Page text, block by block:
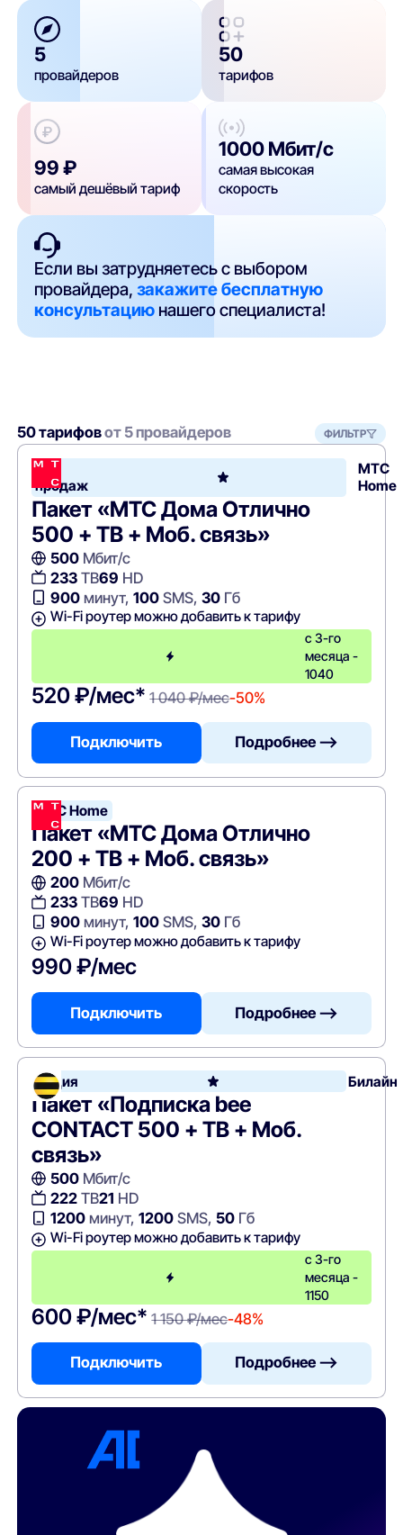
5
провайдеров
50
тарифов
99 ₽
самый дешёвый тариф
1000 Мбит/с
самая высокая
скорость
Если вы затрудняетесь с выбором
провайдера,закажите бесплатную
консультацию нашего специалиста!
50 тарифовот 5 провайдеров ФИЛЬТР
Хит
продаж
МТС
Home
Пакет «МТС Дома Отлично
500 + ТВ + Моб. связь»
500Мбит/с
233ТВ69 HD
900минут, 100SMS, 30Гб
Wi-Fi роутер можно добавить к тарифу
с 3-го
месяца -
1040
520 ₽/мес* 1 040 ₽/мес-50%
Подключить Подробнее —>
МТС Home
Пакет «МТС Дома Отлично
200 + ТВ + Моб. связь»
200Мбит/с
233ТВ69 HD
900минут, 100SMS, 30Гб
Wi-Fi роутер можно добавить к тарифу
990 ₽/мес
Подключить Подробнее —>
Акция Билайн
Пакет «Подписка bee
CONTACT 500 + ТВ + Моб.
связь»
500Мбит/с
222ТВ21 HD
1200минут, 1200SMS, 50Гб
Wi-Fi роутер можно добавить к тарифу
с 3-го
месяца -
1150
600 ₽/мес* 1 150 ₽/мес-48%
Подключить Подробнее —>